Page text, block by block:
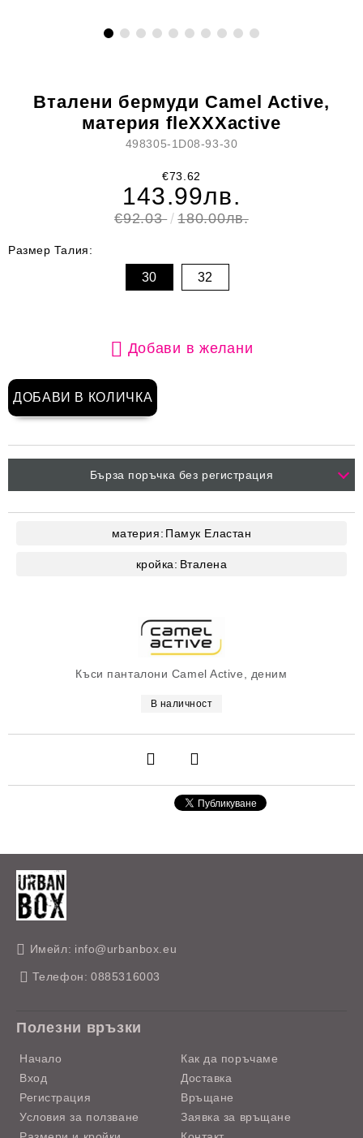
Къси панталони Camel Active, деним
В наличност
Вталени бермуди Camel Active,
материя fleXXXactive
498305-1D08-93-30
€73.62
143.99лв.
€92.03 180.00лв.
Размер Талия:
30 32
Добави в желани
Бърза поръчка без регистрация
материя: Памук Еластан
кройка: Вталена
Имейл: info@urbanbox.eu
Телефон: 0885316003
Полезни връзки
Начало
Вход
Регистрация
Условия за ползване
Как да поръчаме
Доставка
Връщане
Заявка за връщане